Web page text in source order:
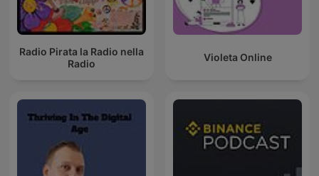
Radio Pirata la Radio nella
Radio
Violeta Online